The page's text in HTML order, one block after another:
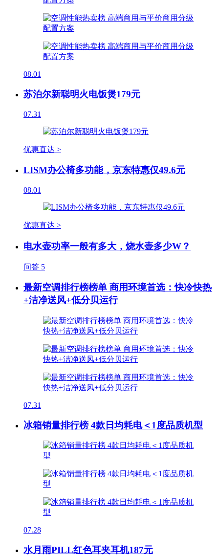
08.01
苏泊尔新聪明火电饭煲179元
07.31
优惠直达 >
LISM办公椅多功能，京东特惠仅49.6元
08.01
优惠直达 >
电水壶功率一般有多大，烧水壶多少W？
问答 5
最新空调排行榜榜单 商用环境首选：快冷快热
+洁净送风+低分贝运行
07.31
冰箱销量排行榜 4款日均耗电＜1度品质机型
07.28
水月雨PILL红色耳夹耳机187元